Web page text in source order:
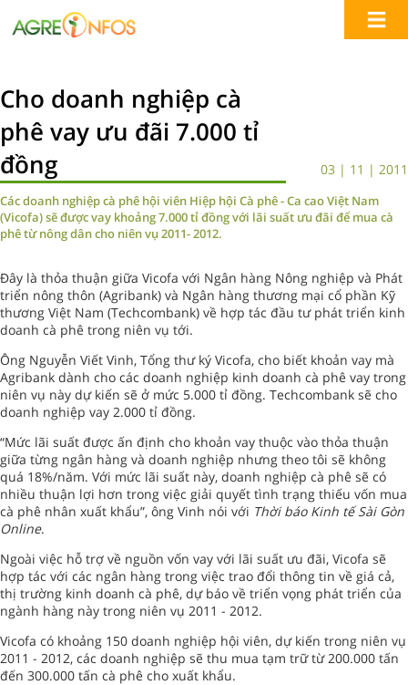
Cho doanh nghiệp cà
phê vay ưu đãi 7.000 tỉ
đồng
03 | 11 | 2011
Các doanh nghiệp cà phê hội viên Hiệp hội Cà phê - Ca cao Việt Nam
(Vicofa) sẽ được vay khoảng 7.000 tỉ đồng với lãi suất ưu đãi để mua cà
phê từ nông dân cho niên vụ 2011- 2012.
Đây là thỏa thuận giữa Vicofa với Ngân hàng Nông nghiệp và Phát
triển nông thôn (Agribank) và Ngân hàng thương mại cổ phần Kỹ
thương Việt Nam (Techcombank) về hợp tác đầu tư phát triển kinh
doanh cà phê trong niên vụ tới.
Ông Nguyễn Viết Vinh, Tổng thư ký Vicofa, cho biết khoản vay mà
Agribank dành cho các doanh nghiệp kinh doanh cà phê vay trong
niên vụ này dự kiến sẽ ở mức 5.000 tỉ đồng. Techcombank sẽ cho
doanh nghiệp vay 2.000 tỉ đồng.
“Mức lãi suất được ấn định cho khoản vay thuộc vào thỏa thuận
giữa từng ngân hàng và doanh nghiệp nhưng theo tôi sẽ không
quá 18%/năm. Với mức lãi suất này, doanh nghiệp cà phê sẽ có
nhiều thuận lợi hơn trong việc giải quyết tình trạng thiếu vốn mua
cà phê nhân xuất khẩu”, ông Vinh nói với Thời báo Kinh tế Sài Gòn
Online.
Ngoài việc hỗ trợ về nguồn vốn vay với lãi suất ưu đãi, Vicofa sẽ
hợp tác với các ngân hàng trong việc trao đổi thông tin về giá cả,
thị trường kinh doanh cà phê, dự báo về triển vọng phát triển của
ngành hàng này trong niên vụ 2011 - 2012.
Vicofa có khoảng 150 doanh nghiệp hội viên, dự kiến trong niên vụ
2011 - 2012, các doanh nghiệp sẽ thu mua tạm trữ từ 200.000 tấn
đến 300.000 tấn cà phê cho xuất khẩu.